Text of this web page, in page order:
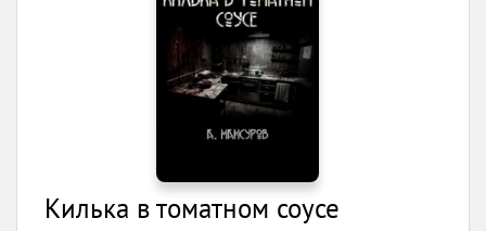
Килька в томатном соусе